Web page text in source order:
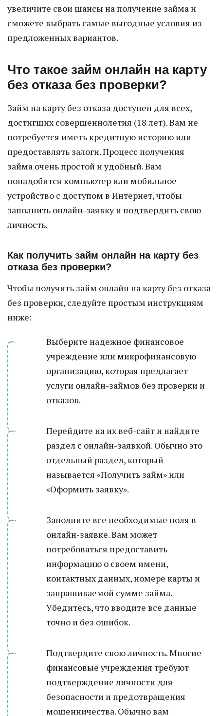
увеличите свои шансы на получение займа и
сможете выбрать самые выгодные условия из
предложенных вариантов.
Что такое займ онлайн на карту
без отказа без проверки?
Займ на карту без отказа доступен для всех,
достигших совершеннолетия (18 лет). Вам не
потребуется иметь кредитную историю или
предоставлять залоги. Процесс получения
займа очень простой и удобный. Вам
понадобится компьютер или мобильное
устройство с доступом в Интернет, чтобы
заполнить онлайн-заявку и подтвердить свою
личность.
Как получить займ онлайн на карту без
отказа без проверки?
Чтобы получить займ онлайн на карту без отказа
без проверки, следуйте простым инструкциям
ниже:
Выберите надежное финансовое
учреждение или микрофинансовую
организацию, которая предлагает
услуги онлайн-займов без проверки и
отказов.
Перейдите на их веб-сайт и найдите
раздел с онлайн-заявкой. Обычно это
отдельный раздел, который
называется «Получить займ» или
«Оформить заявку».
Заполните все необходимые поля в
онлайн-заявке. Вам может
потребоваться предоставить
информацию о своем имени,
контактных данных, номере карты и
запрашиваемой сумме займа.
Убедитесь, что вводите все данные
точно и без ошибок.
Подтвердите свою личность. Многие
финансовые учреждения требуют
подтверждение личности для
безопасности и предотвращения
мошенничества. Обычно вам